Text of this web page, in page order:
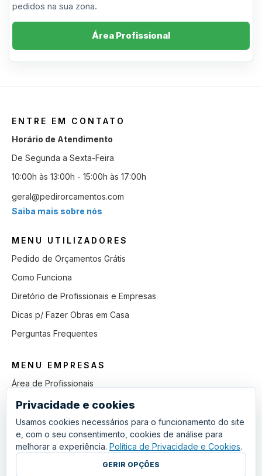
pedidos na sua zona.
Área Profissional
ENTRE EM CONTATO
Horário de Atendimento
De Segunda a Sexta-Feira
10:00h às 13:00h - 15:00h às 17:00h
geral@pedirorcamentos.com
Saiba mais sobre nós
MENU UTILIZADORES
Pedido de Orçamentos Grátis
Como Funciona
Diretório de Profissionais e Empresas
Dicas p/ Fazer Obras em Casa
Perguntas Frequentes
MENU EMPRESAS
Área de Profissionais
Como Funciona
Lista de Pedidos em Aberto
Como Ganhar mais Obras
Perguntas Frequentes
Privacidade e cookies
Usamos cookies necessários para o funcionamento do site
e, com o seu consentimento, cookies de análise para
melhorar a experiência. Política de Privacidade e Cookies.
GERIR OPÇÕES